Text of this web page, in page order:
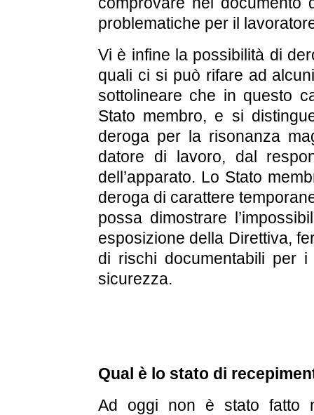
problematiche per il
Vi è infine la possibilità di
quali ci si può rifare ad
sottolineare che in questo
Stato membro, e si
deroga per la risonanza
datore di lavoro, dal
dell’apparato. Lo Stato
deroga di carattere
possa dimostrare
esposizione della Direttiva,
di rischi documentabili per
sicurezza.
Qual è lo stato di
Ad oggi non è stato fatto